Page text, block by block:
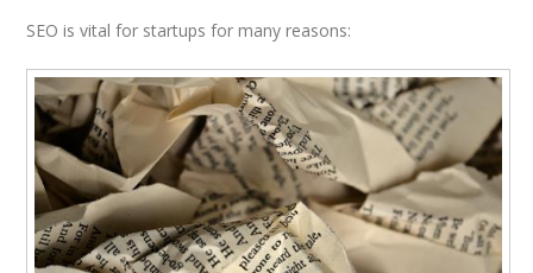
SEO is vital for startups for many reasons: